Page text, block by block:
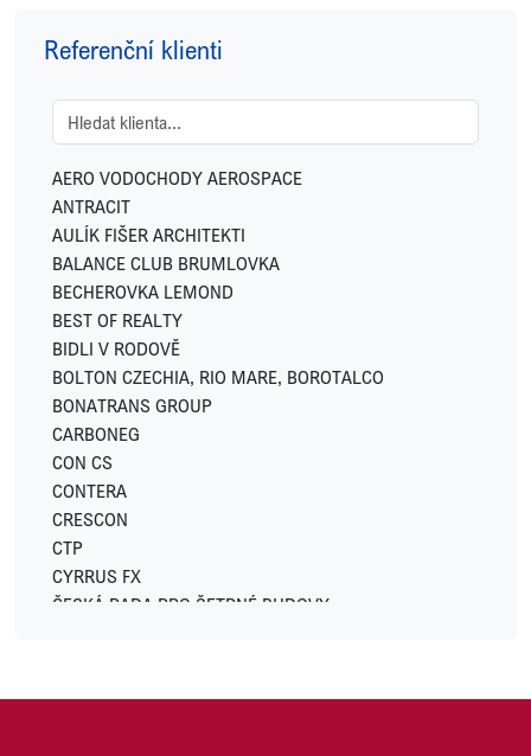
FIDELITY INTERNATIONAL
FUTTEC
GEMO
GEOSAN DEVELOPMENT
GREENBUDDIES
HOME CREDIT
HSF SYSTEM
HUISMAN
IKONIX
IN CATERING
INVESCO
JC-Metal
LEKVI DEVELOPMENT
LINKCITY
LOGICOR
LOXONE
LUXENT
LYNX
METLIFE
Referenční klienti
AERO VODOCHODY AEROSPACE
ANTRACIT
AULÍK FIŠER ARCHITEKTI
BALANCE CLUB BRUMLOVKA
BECHEROVKA LEMOND
BEST OF REALTY
BIDLI V RODOVĚ
BOLTON CZECHIA, RIO MARE, BOROTALCO
BONATRANS GROUP
CARBONEG
CON CS
CONTERA
CRESCON
CTP
CYRRUS FX
ČESKÁ RADA PRO ŠETRNÉ BUDOVY